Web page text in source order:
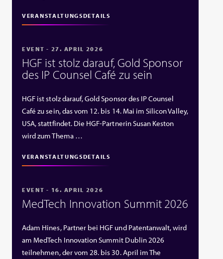
VERANSTALTUNGSDETAILS
EVENT - 27. APRIL 2026
HGF ist stolz darauf, Gold Sponsor
des IP Counsel Café zu sein
HGF ist stolz darauf, Gold Sponsor des IP Counsel
Café zu sein, das vom 12. bis 14. Mai im Silicon Valley,
USA, stattfindet. Die HGF‑Partnerin Susan Keston
wird zum Thema …
VERANSTALTUNGSDETAILS
EVENT - 16. APRIL 2026
MedTech Innovation Summit 2026
Adam Hines, Partner bei HGF und Patentanwalt, wird
am MedTech Innovation Summit Dublin 2026
teilnehmen, der vom 28. bis 30. April im The